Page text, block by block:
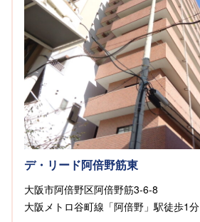
デ・リード阿倍野筋東
大阪市阿倍野区阿倍野筋3-6-8
大阪メトロ谷町線「阿倍野」駅徒歩1分